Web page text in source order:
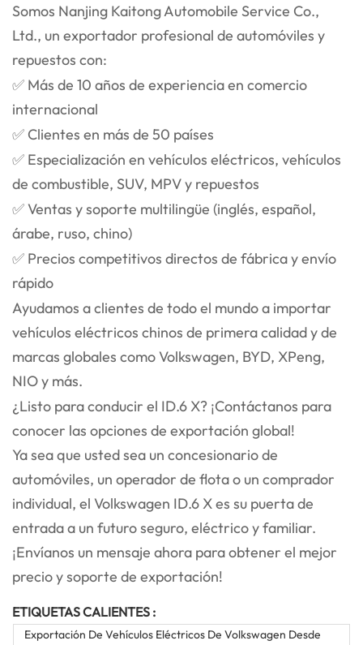
Somos Nanjing Kaitong Automobile Service Co.,
Ltd., un exportador profesional de automóviles y
repuestos con:
✅ Más de 10 años de experiencia en comercio
internacional
✅ Clientes en más de 50 países
✅ Especialización en vehículos eléctricos, vehículos
de combustible, SUV, MPV y repuestos
✅ Ventas y soporte multilingüe (inglés, español,
árabe, ruso, chino)
✅ Precios competitivos directos de fábrica y envío
rápido
Ayudamos a clientes de todo el mundo a importar
vehículos eléctricos chinos de primera calidad y de
marcas globales como Volkswagen, BYD, XPeng,
NIO y más.
¿Listo para conducir el ID.6 X? ¡Contáctanos para
conocer las opciones de exportación global!
Ya sea que usted sea un concesionario de
automóviles, un operador de flota o un comprador
individual, el Volkswagen ID.6 X es su puerta de
entrada a un futuro seguro, eléctrico y familiar.
¡Envíanos un mensaje ahora para obtener el mejor
precio y soporte de exportación!
ETIQUETAS CALIENTES :
Exportación De Vehículos Eléctricos De Volkswagen Desde